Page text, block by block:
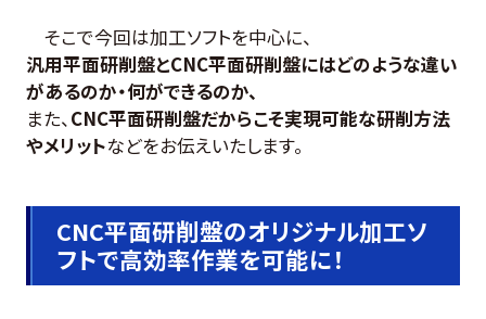
そこで今回は加工ソフトを中心に、
汎用平面研削盤とCNC平面研削盤にはどのような違い
があるのか・何ができるのか、
また、 CNC平面研削盤だからこそ実現可能な研削方法
やメリットなどをお伝えいたします。
CNC平面研削盤のオリジナル加工ソ
フトで高効率作業を可能に！